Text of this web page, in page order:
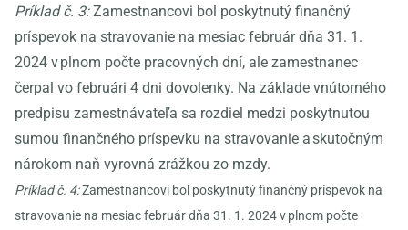
Príklad č. 3:Zamestnancovi bol poskytnutý finančný
príspevok na stravovanie na mesiac február dňa 31. 1.
2024 v plnom počte pracovných dní, ale zamestnanec
čerpal vo februári 4 dni dovolenky. Na základe vnútorného
predpisu zamestnávateľa sa rozdiel medzi poskytnutou
sumou finančného príspevku na stravovanie a skutočným
nárokom naň vyrovná zrážkou zo mzdy.
Príklad č. 4:Zamestnancovi bol poskytnutý finančný príspevok na
stravovanie na mesiac február dňa 31. 1. 2024 v plnom počte